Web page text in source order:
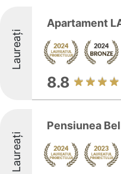
Laureați
Apartament
8.8
Laureați
Pensiunea